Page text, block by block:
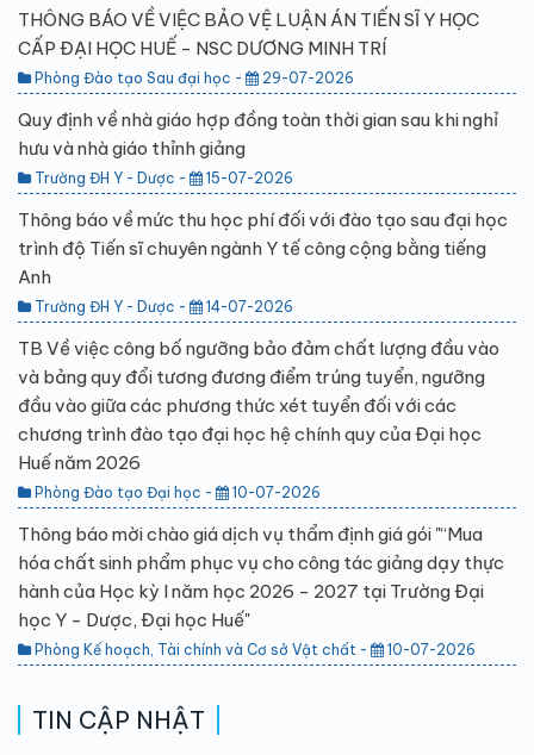
THÔNG BÁO VỀ VIỆC BẢO VỆ LUẬN ÁN TIẾN SĨ Y HỌC
CẤP ĐẠI HỌC HUẾ - NSC DƯƠNG MINH TRÍ
Phòng Đào tạo Sau đại học - 29-07-2026
Quy định về nhà giáo hợp đồng toàn thời gian sau khi nghỉ
hưu và nhà giáo thỉnh giảng
Trường ĐH Y - Dược - 15-07-2026
Thông báo về mức thu học phí đối với đào tạo sau đại học
trình độ Tiến sĩ chuyên ngành Y tế công cộng bằng tiếng
Anh
Trường ĐH Y - Dược - 14-07-2026
TB Về việc công bố ngưỡng bảo đảm chất lượng đầu vào
và bảng quy đổi tương đương điểm trúng tuyển, ngưỡng
đầu vào giữa các phương thức xét tuyển đối với các
chương trình đào tạo đại học hệ chính quy của Đại học
Huế năm 2026
Phòng Đào tạo Đại học - 10-07-2026
Thông báo mời chào giá dịch vụ thẩm định giá gói "“Mua
hóa chất sinh phẩm phục vụ cho công tác giảng dạy thực
hành của Học kỳ I năm học 2026 - 2027 tại Trường Đại
học Y - Dược, Đại học Huế"
Phòng Kế hoạch, Tài chính và Cơ sở Vật chất - 10-07-2026
TIN CẬP NHẬT